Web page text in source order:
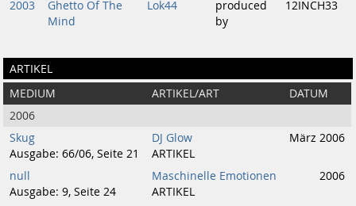
2003
Ghetto Of The
Mind
Lok44
produced
by
12INCH33
ARTIKEL
MEDIUM ARTIKEL/ART
DATUM
2006
Skug
Ausgabe: 66/06, Seite 21
DJ Glow
ARTIKEL
März 2006
null
Ausgabe: 9, Seite 24
Maschinelle Emotionen
ARTIKEL
2006